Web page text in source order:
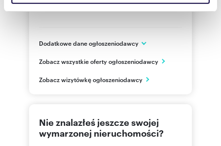
korzystania z ich usług.
Dodatkowe dane ogłoszeniodawcy
Warszawa, Wilanów
PL
Zobacz wszystkie oferty ogłoszeniodawcy
Zobacz wizytówkę ogłoszeniodawcy
Nie znalazłeś jeszcze swojej
wymarzonej nieruchomości?